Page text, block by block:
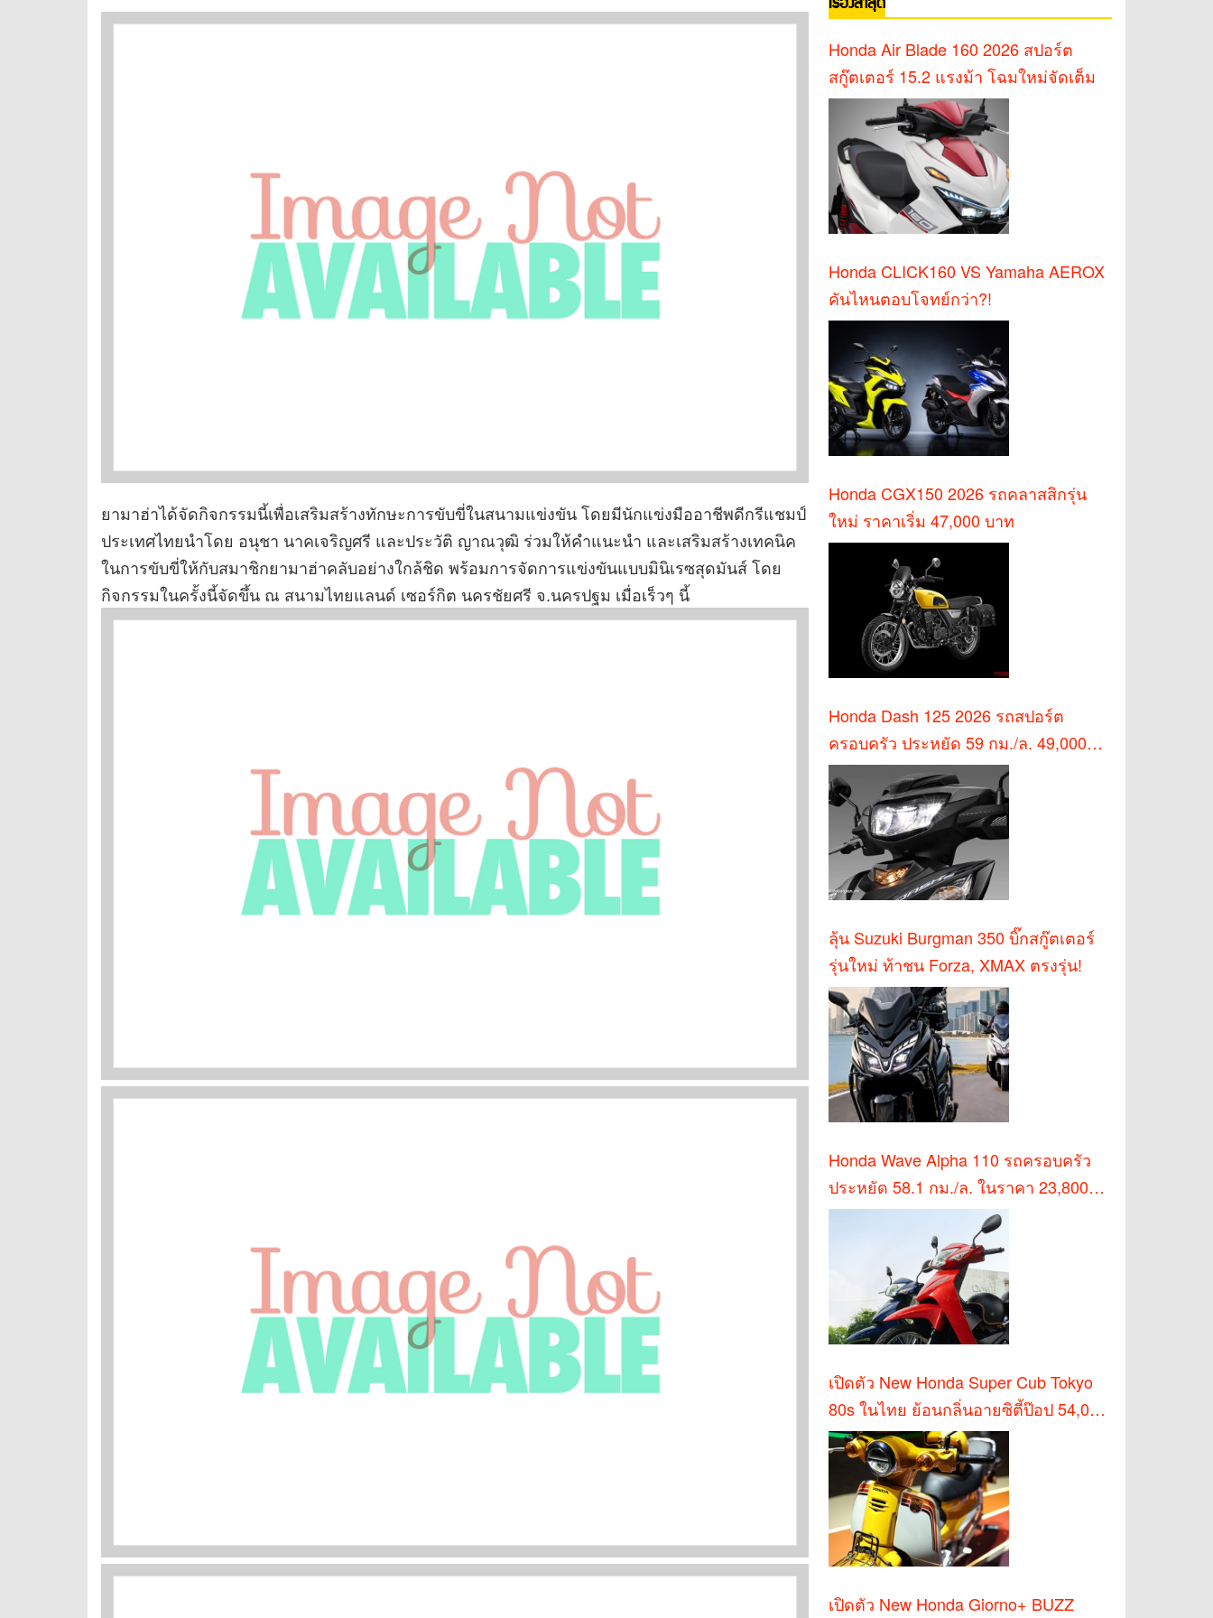
ยามาฮ่าได้จัดกิจกรรมนี้เพื่อเสริมสร้างทักษะการขับขี่ในสนามแข่งขัน โดยมีนักแข่งมืออาชีพดีกรีแชมป์
ประเทศไทยนำโดย อนุชา นาคเจริญศรี และประวัติ ญาณวุฒิ ร่วมให้คำแนะนำ และเสริมสร้างเทคนิค
ในการขับขี่ให้กับสมาชิกยามาฮ่าคลับอย่างใกล้ชิด พร้อมการจัดการแข่งขันแบบมินิเรซสุดมันส์ โดย
กิจกรรมในครั้งนี้จัดขึ้น ณ สนามไทยแลนด์ เซอร์กิต นครชัยศรี จ.นครปฐม เมื่อเร็วๆ นี้
Honda Air Blade 160 2026 สปอร์ต
สกู๊ตเตอร์ 15.2 แรงม้า โฉมใหม่จัดเต็ม
Honda CLICK160 VS Yamaha AEROX
คันไหนตอบโจทย์กว่า?!
Honda CGX150 2026 รถคลาสสิกรุ่น
ใหม่ ราคาเริ่ม 47,000 บาท
Honda Dash 125 2026 รถสปอร์ต
ครอบครัว ประหยัด 59 กม./ล. 49,000
บาท
ลุ้น Suzuki Burgman 350 บิ๊กสกู๊ตเตอร์
รุ่นใหม่ ท้าชน Forza, XMAX ตรงรุ่น!
Honda Wave Alpha 110 รถครอบครัว
ประหยัด 58.1 กม./ล. ในราคา 23,800
บาท
เปิดตัว New Honda Super Cub Tokyo
80s ในไทย ย้อนกลิ่นอายซิตี้ป๊อป 54,000
บาท
เปิดตัว New Honda Giorno+ BUZZ